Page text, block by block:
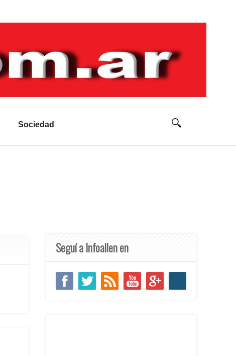
Sociedad
Seguí a Infoallen en